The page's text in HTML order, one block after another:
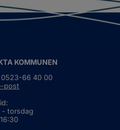
KOMMUNEN
0523-66 40 00
post
- torsdag